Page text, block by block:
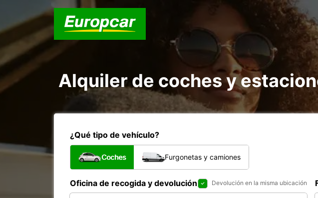
Alquiler de coches y
¿Qué tipo de vehículo?
Coches Furgonetas y camiones
Oficina de recogida y devolución Devolución en la misma ubicación